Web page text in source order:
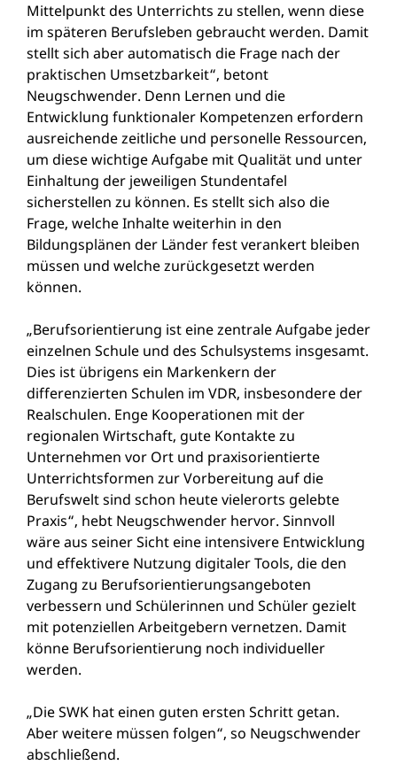
Mittelpunkt des Unterrichts zu stellen, wenn diese
im späteren Berufsleben gebraucht werden. Damit
stellt sich aber automatisch die Frage nach der
praktischen Umsetzbarkeit“, betont
Neugschwender. Denn Lernen und die
Entwicklung funktionaler Kompetenzen erfordern
ausreichende zeitliche und personelle Ressourcen,
um diese wichtige Aufgabe mit Qualität und unter
Einhaltung der jeweiligen Stundentafel
sicherstellen zu können. Es stellt sich also die
Frage, welche Inhalte weiterhin in den
Bildungsplänen der Länder fest verankert bleiben
müssen und welche zurückgesetzt werden
können.
„Berufsorientierung ist eine zentrale Aufgabe jeder
einzelnen Schule und des Schulsystems insgesamt.
Dies ist übrigens ein Markenkern der
differenzierten Schulen im VDR, insbesondere der
Realschulen. Enge Kooperationen mit der
regionalen Wirtschaft, gute Kontakte zu
Unternehmen vor Ort und praxisorientierte
Unterrichtsformen zur Vorbereitung auf die
Berufswelt sind schon heute vielerorts gelebte
Praxis“, hebt Neugschwender hervor. Sinnvoll
wäre aus seiner Sicht eine intensivere Entwicklung
und effektivere Nutzung digitaler Tools, die den
Zugang zu Berufsorientierungsangeboten
verbessern und Schülerinnen und Schüler gezielt
mit potenziellen Arbeitgebern vernetzen. Damit
könne Berufsorientierung noch individueller
werden.
„Die SWK hat einen guten ersten Schritt getan.
Aber weitere müssen folgen“, so Neugschwender
abschließend.